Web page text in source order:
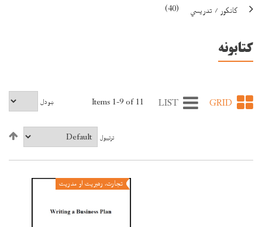
کانکور / تدریسي (40)
کتابونه
GRID
LIST
Items 1-9 of 11 ښودل
ترتيبول
تجارت، رهبريت او مدريت